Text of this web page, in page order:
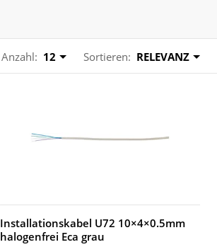
Anzahl: 12 Sortieren: RELEVANZ
Installationskabel U72 10×4×0.5mm
halogenfrei Eca grau